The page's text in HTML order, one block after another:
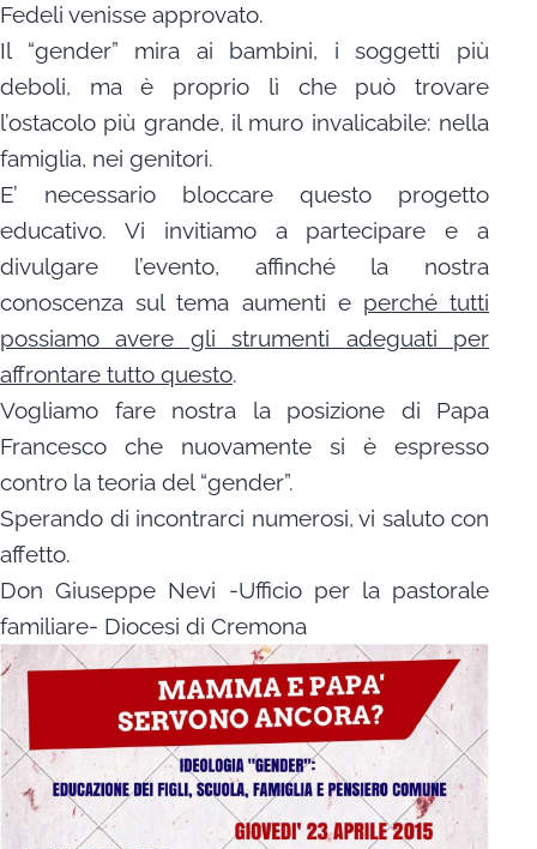
Fedeli venisse approvato.
Il “gender” mira ai bambini, i soggetti più
deboli, ma è proprio lì che può trovare
l’ostacolo più grande, il muro invalicabile: nella
famiglia, nei genitori.
E’ necessario bloccare questo progetto
educativo. Vi invitiamo a partecipare e a
divulgare l’evento, affinché la nostra
conoscenza sul tema aumenti e perché tutti
possiamo avere gli strumenti adeguati per
affrontare tutto questo.
Vogliamo fare nostra la posizione di Papa
Francesco che nuovamente si è espresso
contro la teoria del “gender”.
Sperando di incontrarci numerosi, vi saluto con
affetto.
Don Giuseppe Nevi -Ufficio per la pastorale
familiare- Diocesi di Cremona